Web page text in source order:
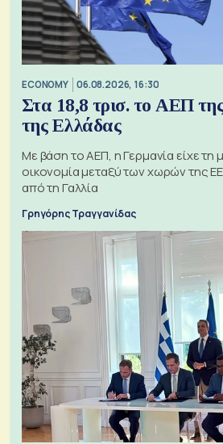
ECONOMY 06.08.2026, 16:30
Στα 18,8 τρισ. το ΑΕΠ
της Ελλάδας
Με βάση το ΑΕΠ, η Γερμανία είχε τη
οικονομία μεταξύ των χωρών της
από τη Γαλλία
Γρηγόρης Τραγγανίδας